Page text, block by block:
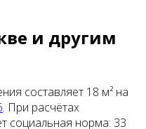
и другим
составляет 18 м² на
. При расчётах
социальная норма: 33